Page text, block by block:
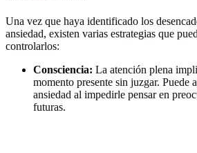
Una vez que haya identificado los
ansiedad, existen varias estrategias que
controlarlos:
Consciencia: La atención plena
momento presente sin juzgar. Puede
ansiedad al impedirle pensar en
futuras.